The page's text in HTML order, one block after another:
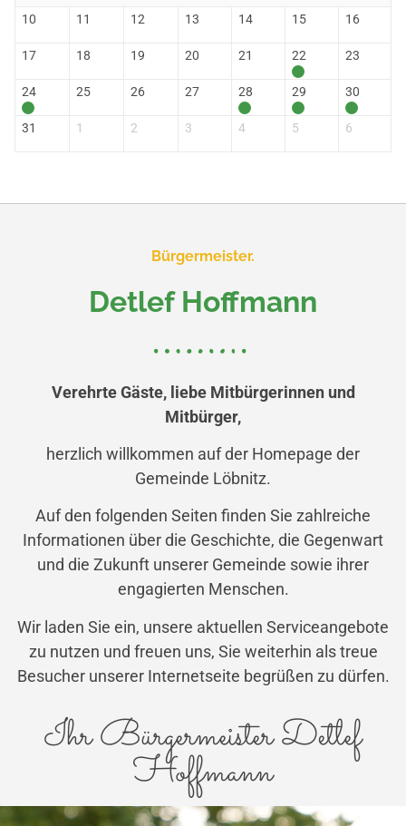
10 11 12 13 14 15 16
17 18 19 20 21 22 23
24 25 26 27 28 29 30
31 1 2 3 4 5 6
Bürgermeister.
Detlef Hoffmann
Verehrte Gäste, liebe Mitbürgerinnen und
Mitbürger,
herzlich willkommen auf der Homepage der
Gemeinde Löbnitz.
Auf den folgenden Seiten finden Sie zahlreiche
Informationen über die Geschichte, die Gegenwart
und die Zukunft unserer Gemeinde sowie ihrer
engagierten Menschen.
Wir laden Sie ein, unsere aktuellen Serviceangebote
zu nutzen und freuen uns, Sie weiterhin als treue
Besucher unserer Internetseite begrüßen zu dürfen.
Ihr Bürgermeister Detlef
Hoffmann